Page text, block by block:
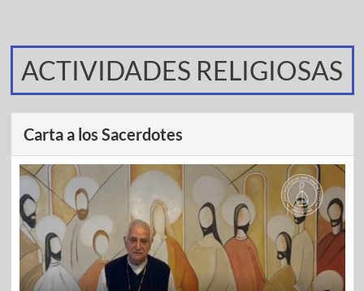
ACTIVIDADES RELIGIOSAS
Carta a los Sacerdotes